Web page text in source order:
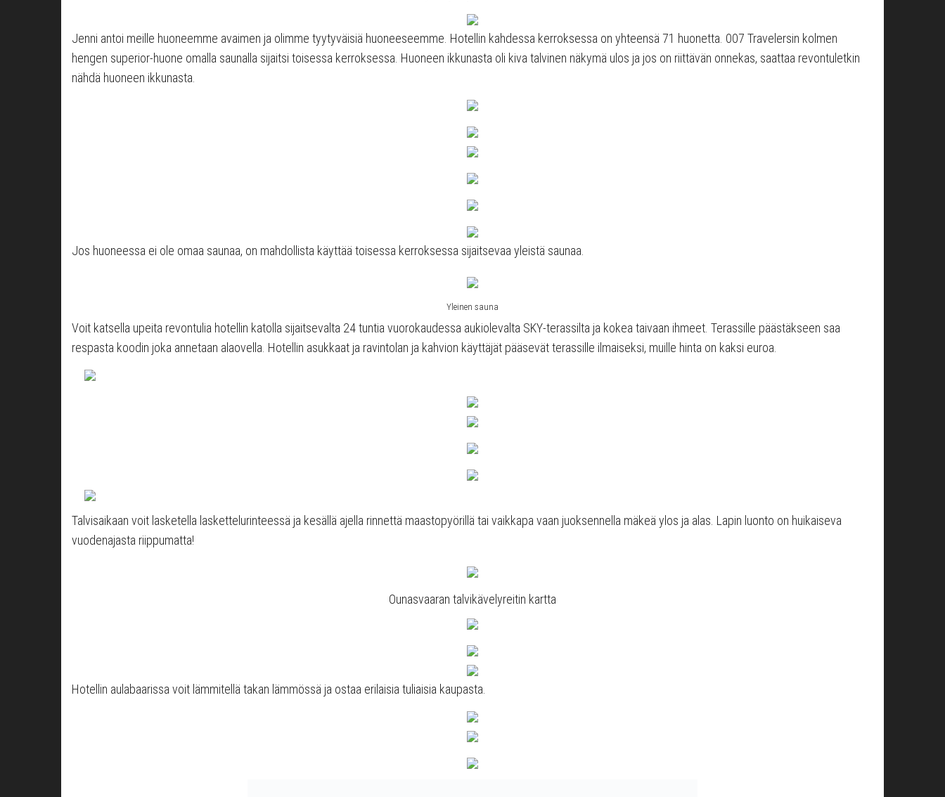
Jenni antoi meille huoneemme avaimen ja olimme tyytyväisiä huoneeseemme. Hotellin kahdessa kerroksessa on yhteensä 71 huonetta. 007 Travelersin kolmen
hengen superior-huone omalla saunalla sijaitsi toisessa kerroksessa. Huoneen ikkunasta oli kiva talvinen näkymä ulos ja jos on riittävän onnekas, saattaa revontuletkin
nähdä huoneen ikkunasta.
Jos huoneessa ei ole omaa saunaa, on mahdollista käyttää toisessa kerroksessa sijaitsevaa yleistä saunaa.
Yleinen sauna
Voit katsella upeita revontulia hotellin katolla sijaitsevalta 24 tuntia vuorokaudessa aukiolevalta SKY-terassilta ja kokea taivaan ihmeet. Terassille päästäkseen saa
respasta koodin joka annetaan alaovella. Hotellin asukkaat ja ravintolan ja kahvion käyttäjät pääsevät terassille ilmaiseksi, muille hinta on kaksi euroa.
Talvisaikaan voit lasketella laskettelurinteessä ja kesällä ajella rinnettä maastopyörillä tai vaikkapa vaan juoksennella mäkeä ylos ja alas. Lapin luonto on huikaiseva
vuodenajasta riippumatta!
Ounasvaaran talvikävelyreitin kartta
Hotellin aulabaarissa voit lämmitellä takan lämmössä ja ostaa erilaisia tuliaisia kaupasta.